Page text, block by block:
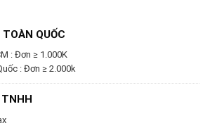
QUỐC
: Đơn ≥ 1.000K
: Đơn ≥ 2.000k